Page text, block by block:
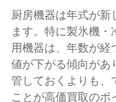
厨房機器は年式が新
ます。特に製氷機
用機器は、年数が
値が下がる傾向があ
管しておくよりも
ことが高価買取のポ